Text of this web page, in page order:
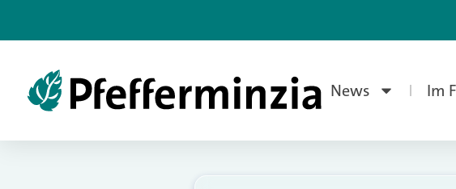
News Im